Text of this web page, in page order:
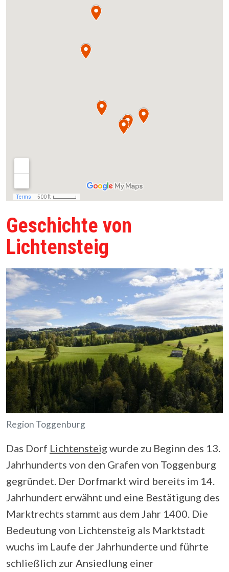
Geschichte von
Lichtensteig
Region Toggenburg
Das Dorf Lichtensteig wurde zu Beginn des 13.
Jahrhunderts von den Grafen von Toggenburg
gegründet. Der Dorfmarkt wird bereits im 14.
Jahrhundert erwähnt und eine Bestätigung des
Marktrechts stammt aus dem Jahr 1400. Die
Bedeutung von Lichtensteig als Marktstadt
wuchs im Laufe der Jahrhunderte und führte
schließlich zur Ansiedlung einer